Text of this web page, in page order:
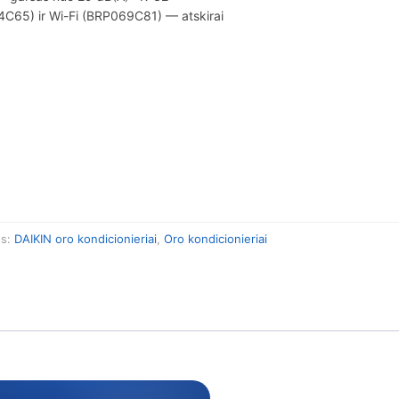
ir Wi-Fi (BRP069C81) — atskirai
DAIKIN oro kondicionieriai ,Oro kondicionieriai